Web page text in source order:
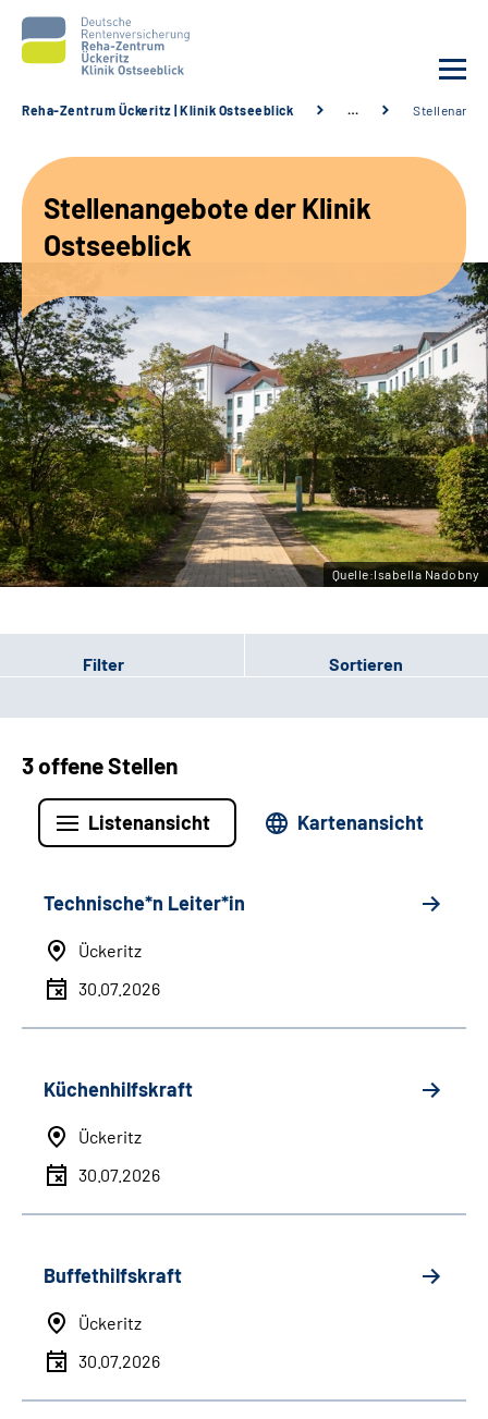
Unsere Angebote
Karriere
Sozialdienste & Zuweisende
Suche
Leichte Sprache
Gebärdensprache
Reha-Zentrum Ückeritz | Klinik Ostseeblick …
Stellenangebote der Klinik
Ostseeblick
Quelle:Isabella Nadobny
Filter Sortieren
3 offene Stellen
Listenansicht Kartenansicht
Technische*n Leiter*in
Ückeritz
30.07.2026
Küchenhilfskraft
Ückeritz
30.07.2026
Buffethilfskraft
Ückeritz
30.07.2026